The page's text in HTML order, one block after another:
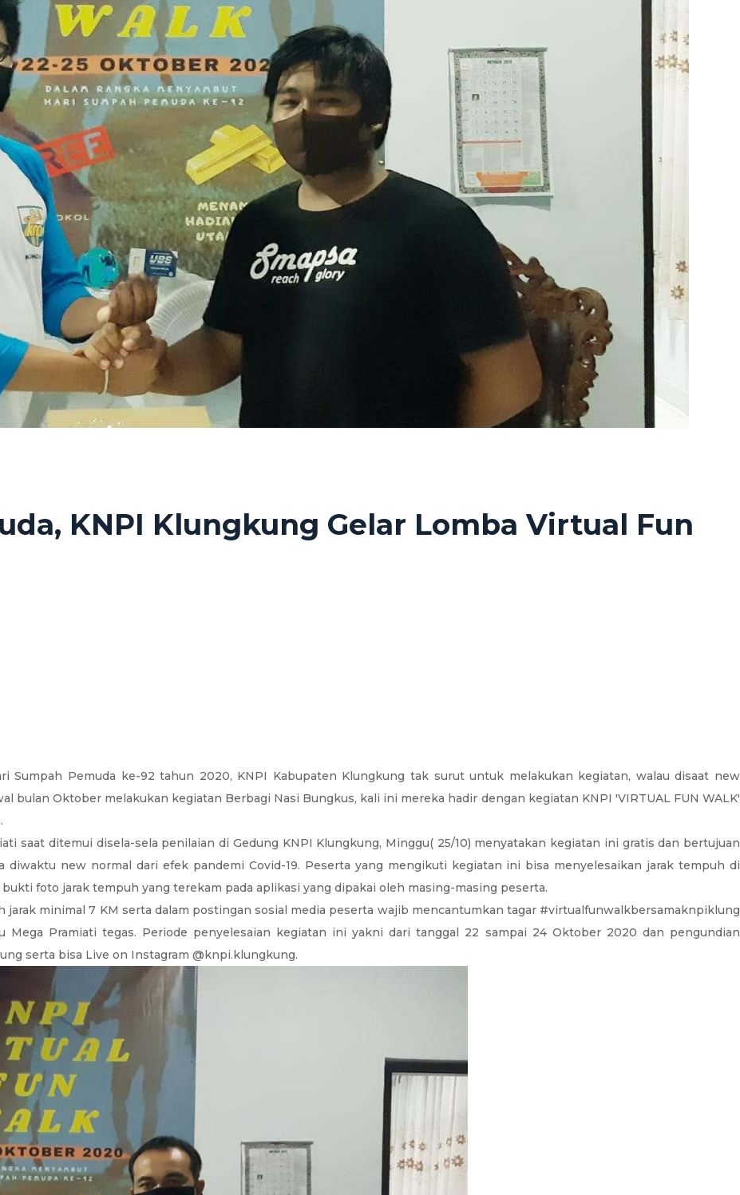
KNPI Klungkung Gelar Lomba Virtual Fun
Sumpah Pemuda ke-92 tahun 2020, KNPI Kabupaten Klungkung tak surut untuk melakukan kegiatan, walau disaat new
bulan Oktober melakukan kegiatan Berbagi Nasi Bungkus, kali ini mereka hadir dengan kegiatan KNPI 'VIRTUAL FUN WALK'
saat ditemui disela-sela penilaian di Gedung KNPI Klungkung, Minggu( 25/10) menyatakan kegiatan ini gratis dan bertujuan
new normal dari efek pandemi Covid-19. Peserta yang mengikuti kegiatan ini bisa menyelesaikan jarak tempuh di
foto jarak tempuh yang terekam pada aplikasi yang dipakai oleh masing-masing peserta.
minimal 7 KM serta dalam postingan sosial media peserta wajib mencantumkan tagar #virtualfunwalkbersamaknpiklung
Mega Pramiati tegas. Periode penyelesaian kegiatan ini yakni dari tanggal 22 sampai 24 Oktober 2020 dan pengundian
serta bisa Live on Instagram @knpi.klungkung.